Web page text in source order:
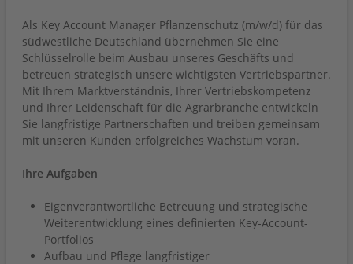
Als Key Account Manager Pflanzenschutz (m/w/d) für das
südwestliche Deutschland übernehmen Sie eine
Schlüsselrolle beim Ausbau unseres Geschäfts und
betreuen strategisch unsere wichtigsten Vertriebspartner.
Mit Ihrem Marktverständnis, Ihrer Vertriebskompetenz
und Ihrer Leidenschaft für die Agrarbranche entwickeln
Sie langfristige Partnerschaften und treiben gemeinsam
mit unseren Kunden erfolgreiches Wachstum voran.
Ihre Aufgaben
Eigenverantwortliche Betreuung und strategische
Weiterentwicklung eines definierten Key-Account-
Portfolios
Aufbau und Pflege langfristiger